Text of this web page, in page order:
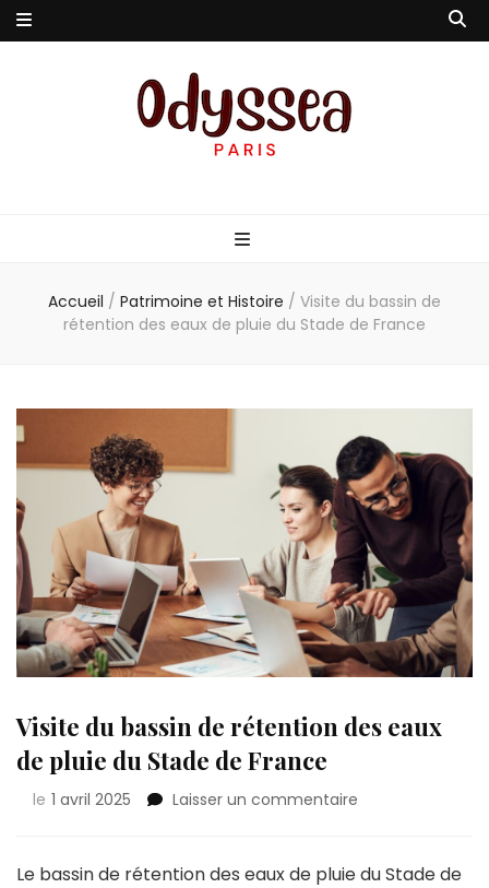
Accueil / Patrimoine et Histoire / Visite du bassin de
rétention des eaux de pluie du Stade de France
Visite du bassin de rétention des eaux
de pluie du Stade de France
le 1 avril 2025 Laisser un commentaire
bassin
Le bassin de rétention des eaux de pluie du Stade de